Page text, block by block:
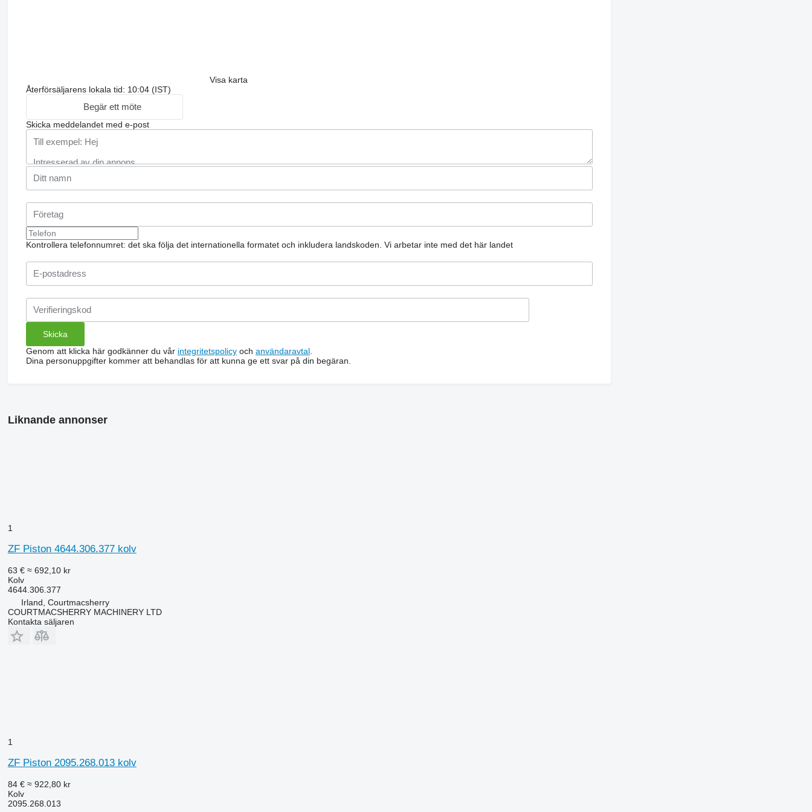
Visa karta
Återförsäljarens lokala tid: 10:04 (IST)
Begär ett möte
Skicka meddelandet med e-post
Kontrollera telefonnumret: det ska följa det internationella formatet och inkludera landskoden. Vi arbetar inte med det här landet
Genom att klicka här godkänner du vår integritetspolicyoch användaravtal.
Dina personuppgifter kommer att behandlas för att kunna ge ett svar på din begäran.
Liknande annonser
1
ZF Piston 4644.306.377 kolv
63 € ≈ 692,10 kr
Kolv
4644.306.377
Irland, Courtmacsherry
COURTMACSHERRY MACHINERY LTD
Kontakta säljaren
1
ZF Piston 2095.268.013 kolv
84 € ≈ 922,80 kr
Kolv
2095.268.013